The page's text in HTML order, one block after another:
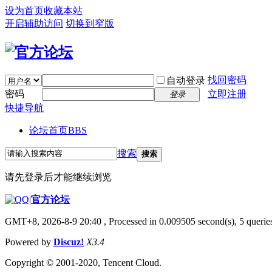
设为首页收藏本站
开启辅助访问 切换到窄版
自动登录 找回密码
密码
登录
立即注册
快捷导航
论坛首页BBS
搜索 搜索
请先登录后才能继续浏览
|官方论坛
GMT+8, 2026-8-9 20:40 , Processed in 0.009505 second(s), 5
Powered by Discuz! X3.4
Copyright © 2001-2020, Tencent Cloud.